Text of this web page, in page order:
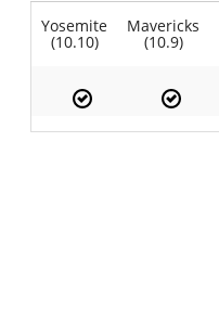
Yosemite
(10.10)
Mavericks
(10.9)